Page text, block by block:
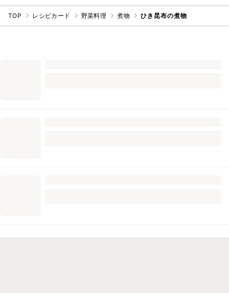
TOP レシピカード 野菜料理 煮物 ひき昆布の煮物